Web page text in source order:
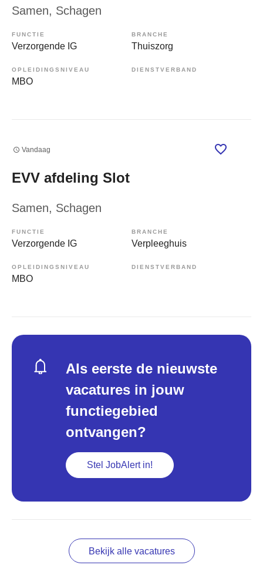
Samen, Schagen
FUNCTIE
Verzorgende IG
BRANCHE
Thuiszorg
OPLEIDINGSNIVEAU
MBO
DIENSTVERBAND
Vandaag
EVV afdeling Slot
Samen, Schagen
FUNCTIE
Verzorgende IG
BRANCHE
Verpleeghuis
OPLEIDINGSNIVEAU
MBO
DIENSTVERBAND
Als eerste de nieuwste
vacatures in jouw
functiegebied
ontvangen?
Stel JobAlert in!
Bekijk alle vacatures